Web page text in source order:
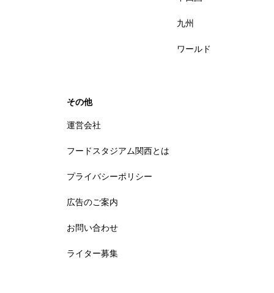
九州
ワールド
その他
運営会社
フードスタジアム関西とは
プライバシーポリシー
広告のご案内
お問い合わせ
ライター募集